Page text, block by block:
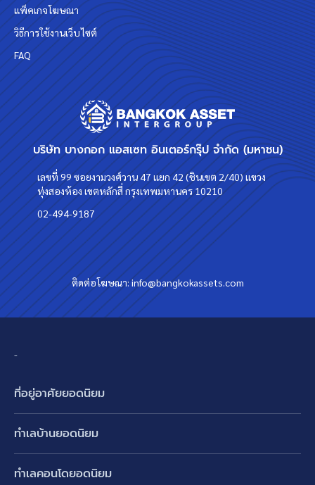
บริษัท บางกอก แอสเซท อินเตอร์กรุ๊ป จำกัด (มหาชน)
เลขที่ 99 ซอยงามวงศ์วาน 47 แยก 42 (ชินเขต 2/40) แขวง
ทุ่งสองห้อง เขตหลักสี่ กรุงเทพมหานคร 10210
02-494-9187
ติดต่อโฆษณา:info@bangkokassets.com
แพ็คเกจโฆษณา
วิธีการใช้งานเว็บไซต์
FAQ
-
ที่อยู่อาศัยยอดนิยม
ทาวน์เฮ้าส์ ทาวน์โฮม
ทำเลบ้านยอดนิยม
ทำเลคอนโดยอดนิยม